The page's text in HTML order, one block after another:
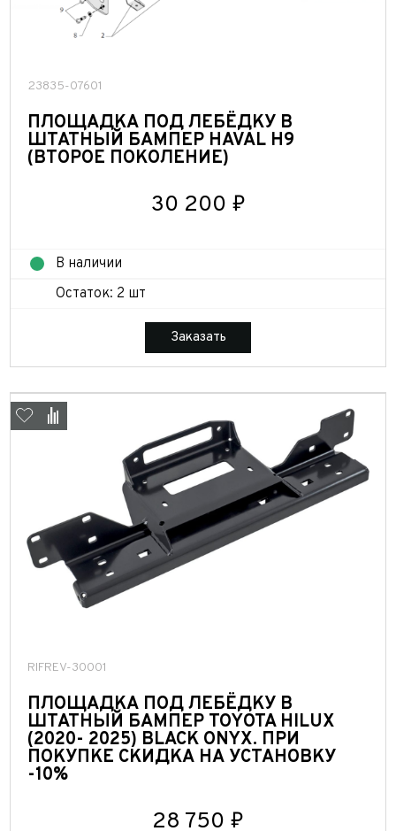
23835-07601
ПЛОЩАДКА ПОД ЛЕБЁДКУ В
ШТАТНЫЙ БАМПЕР HAVAL H9
(ВТОРОЕ ПОКОЛЕНИЕ)
30 200 ₽
В наличии
Остаток: 2 шт
Заказать
RIFREV-30001
ПЛОЩАДКА ПОД ЛЕБЁДКУ В
ШТАТНЫЙ БАМПЕР TOYOTA HILUX
(2020- 2025) BLACK ONYX. ПРИ
ПОКУПКЕ СКИДКА НА УСТАНОВКУ
-10%
28 750 ₽